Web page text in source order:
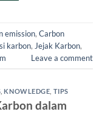
emission, Carbon
karbon, Jejak Karbon,
Leave a comment
KNOWLEDGE TIPS
dalam